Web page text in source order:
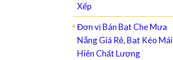
Xếp
Đơn vị Bán Bạt Che Mưa
Nắng Giá Rẻ, Bạt Kéo Mái
Hiên Chất Lượng